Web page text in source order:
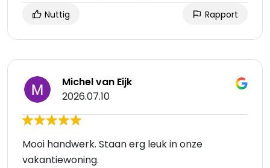
Nuttig Rapport
Michel van Eijk
2026.07.10
Mooi handwerk. Staan erg leuk in onze
vakantiewoning.